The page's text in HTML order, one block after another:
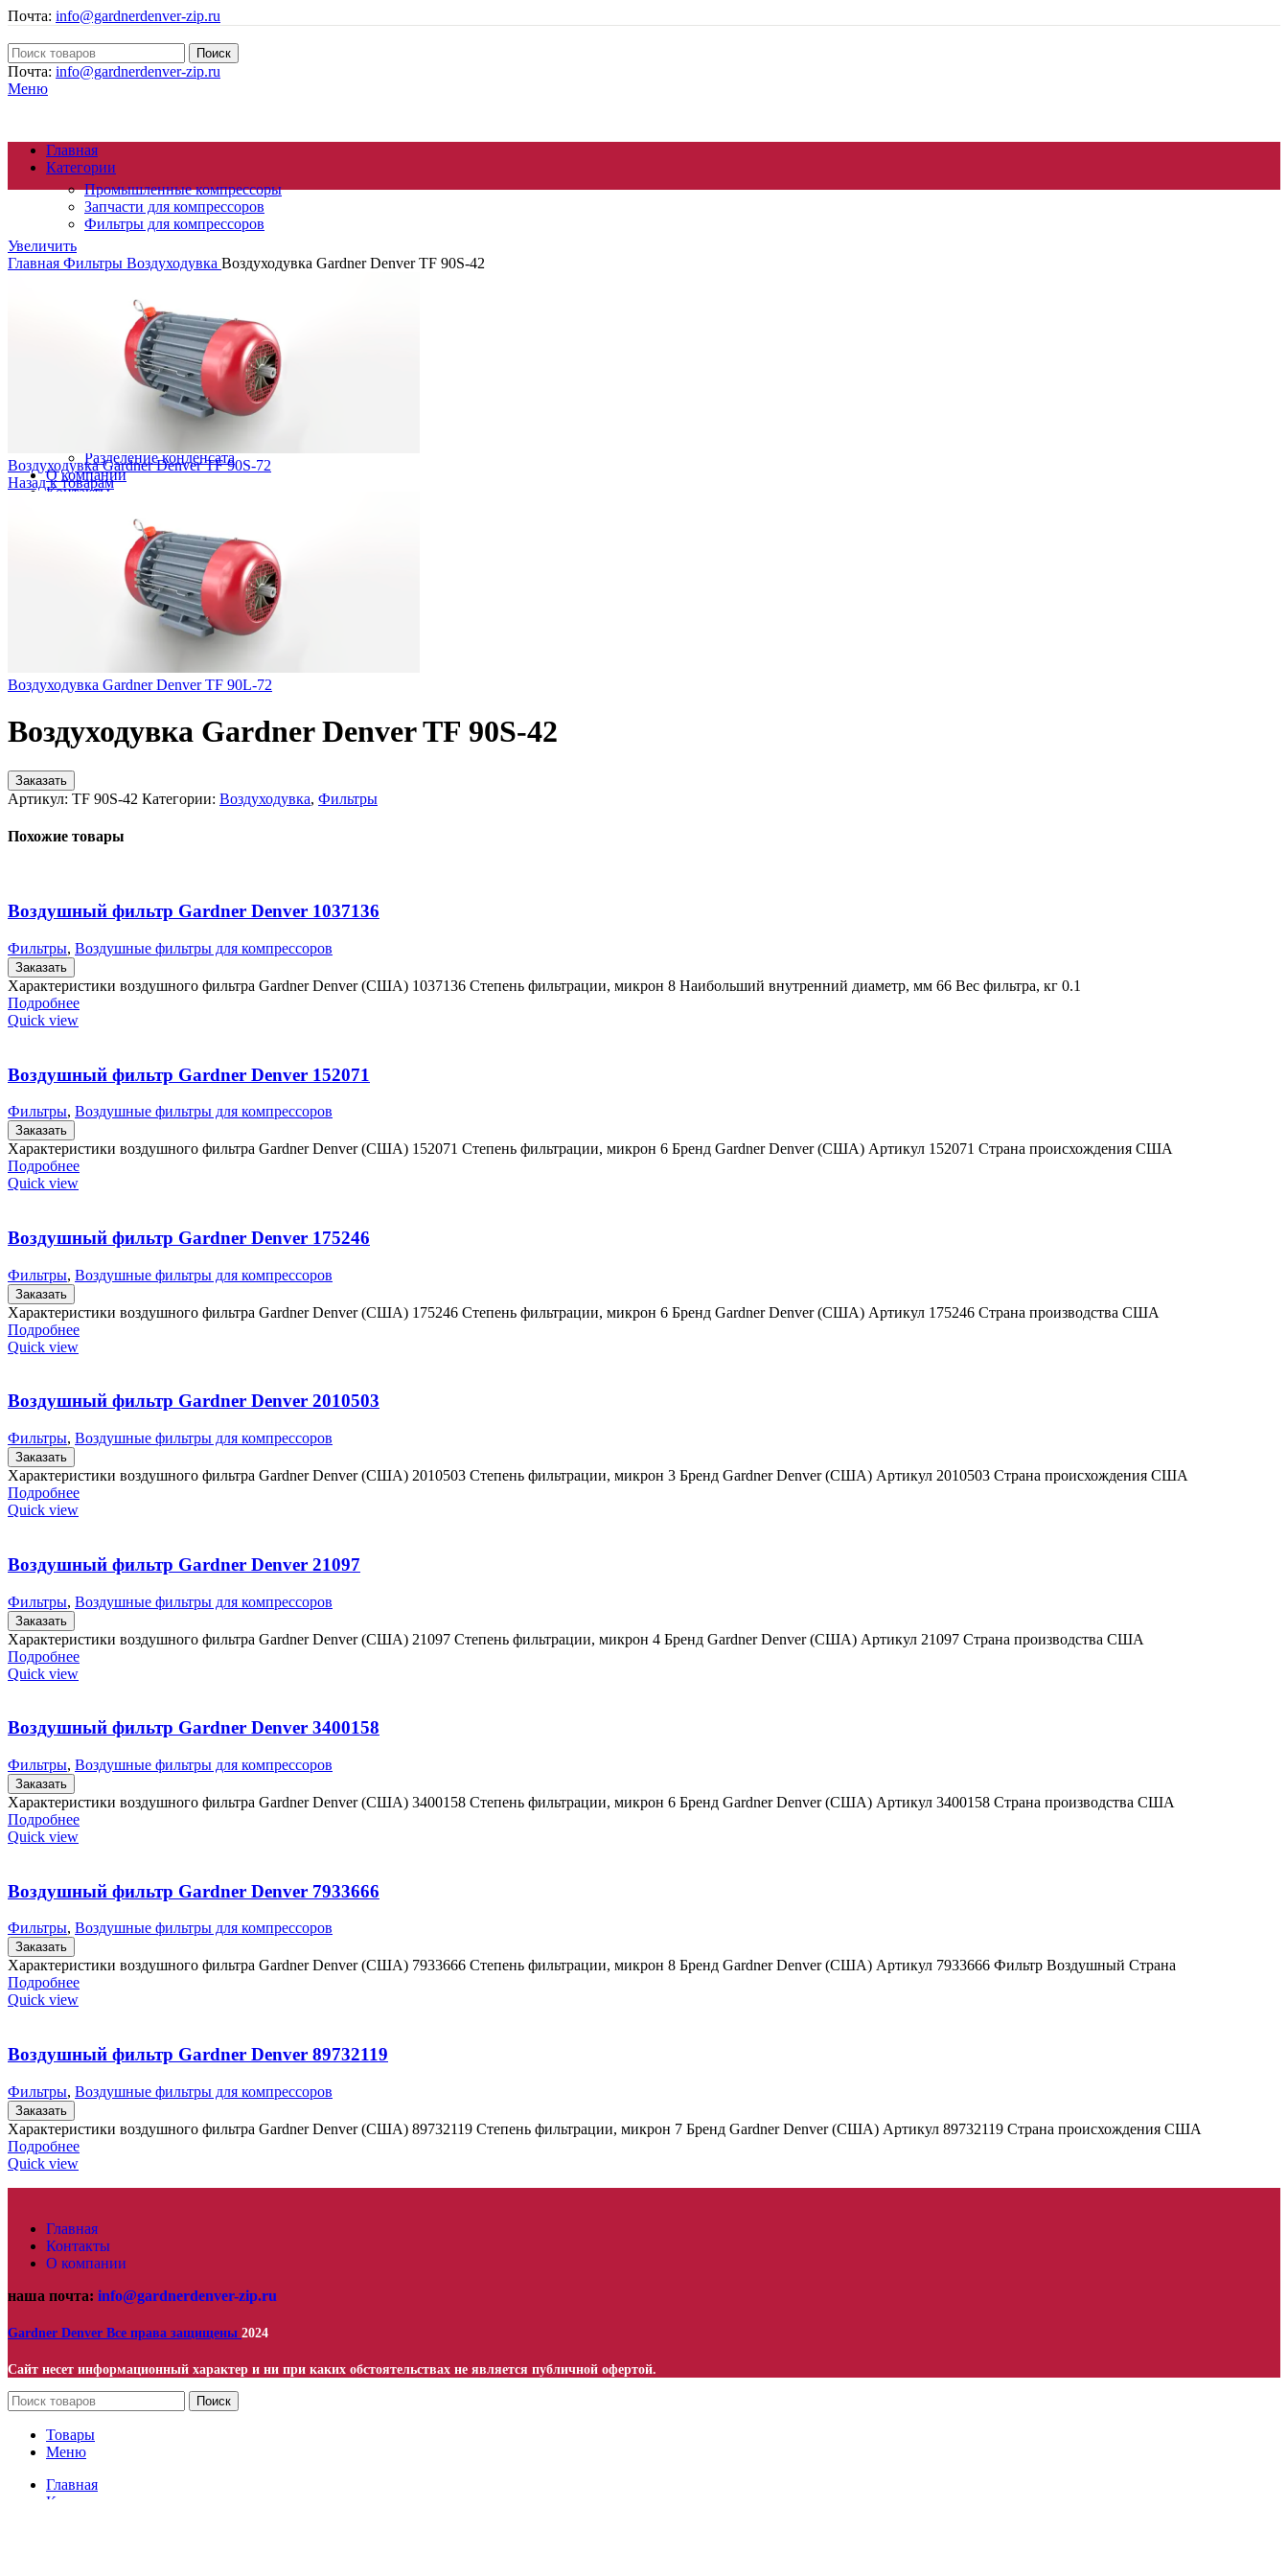
Почта: info@gardnerdenver-zip.ru
Поиск
Почта: info@gardnerdenver-zip.ru
Меню
Главная
Категории
Промышленные компрессоры
Запчасти для компрессоров
Фильтры для компрессоров
Осушители сжатого воздуха
Генераторы азота
Циклонные сепараторы
Магистральные фильтры
Компрессорное масло
Разделение конденсата
О компании
Контакты
Увеличить
Главная Фильтры Воздуходувка Воздуходувка Gardner Denver TF 90S-42
Воздуходувка Gardner Denver TF 90S-72
Назад к товарам
Воздуходувка Gardner Denver TF 90L-72
Воздуходувка Gardner Denver TF 90S-42
Заказать
Артикул: TF 90S-42 Категории: Воздуходувка, Фильтры
Похожие товары
Воздушный фильтр Gardner Denver 1037136
Фильтры, Воздушные фильтры для компрессоров
Заказать
Характеристики воздушного фильтра Gardner Denver (США) 1037136 Степень фильтрации, микрон 8 Наибольший внутренний диаметр, мм 66 Вес фильтра, кг 0.1
Подробнее
Quick view
Воздушный фильтр Gardner Denver 152071
Фильтры, Воздушные фильтры для компрессоров
Заказать
Характеристики воздушного фильтра Gardner Denver (США) 152071 Степень фильтрации, микрон 6 Бренд Gardner Denver (США) Артикул 152071 Страна происхождения США
Подробнее
Quick view
Воздушный фильтр Gardner Denver 175246
Фильтры, Воздушные фильтры для компрессоров
Заказать
Характеристики воздушного фильтра Gardner Denver (США) 175246 Степень фильтрации, микрон 6 Бренд Gardner Denver (США) Артикул 175246 Страна производства США
Подробнее
Quick view
Воздушный фильтр Gardner Denver 2010503
Фильтры, Воздушные фильтры для компрессоров
Заказать
Характеристики воздушного фильтра Gardner Denver (США) 2010503 Степень фильтрации, микрон 3 Бренд Gardner Denver (США) Артикул 2010503 Страна происхождения США
Подробнее
Quick view
Воздушный фильтр Gardner Denver 21097
Фильтры, Воздушные фильтры для компрессоров
Заказать
Характеристики воздушного фильтра Gardner Denver (США) 21097 Степень фильтрации, микрон 4 Бренд Gardner Denver (США) Артикул 21097 Страна производства США
Подробнее
Quick view
Воздушный фильтр Gardner Denver 3400158
Фильтры, Воздушные фильтры для компрессоров
Заказать
Характеристики воздушного фильтра Gardner Denver (США) 3400158 Степень фильтрации, микрон 6 Бренд Gardner Denver (США) Артикул 3400158 Страна производства США
Подробнее
Quick view
Воздушный фильтр Gardner Denver 7933666
Фильтры, Воздушные фильтры для компрессоров
Заказать
Характеристики воздушного фильтра Gardner Denver (США) 7933666 Степень фильтрации, микрон 8 Бренд Gardner Denver (США) Артикул 7933666 Фильтр Воздушный Страна
Подробнее
Quick view
Воздушный фильтр Gardner Denver 89732119
Фильтры, Воздушные фильтры для компрессоров
Заказать
Характеристики воздушного фильтра Gardner Denver (США) 89732119 Степень фильтрации, микрон 7 Бренд Gardner Denver (США) Артикул 89732119 Страна происхождения США
Подробнее
Quick view
Главная
Контакты
О компании
наша почта: info@gardnerdenver-zip.ru
Gardner Denver Все права защищены 2024
Сайт несет информационный характер и ни при каких обстоятельствах не является публичной офертой.
Поиск
Товары
Меню
Главная
Контакты